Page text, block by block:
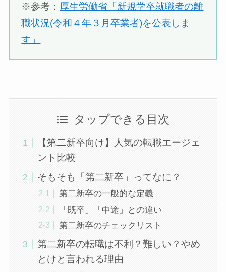
※参考： 厚生労働省「新規学卒就職者の離
職状況(令和４年３月卒業者)を公表しま
す」
タップできる目次
【第二新卒向け】人気の転職エージェ
ント比較
そもそも「第二新卒」ってなに？
第二新卒の一般的な定義
「既卒」「中途」との違い
第二新卒のチェックリスト
第二新卒の転職は不利？難しい？やめ
とけと言われる理由